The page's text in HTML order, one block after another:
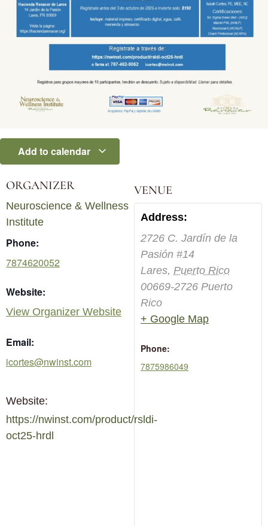
Add to calendar
ORGANIZER
Neuroscience & Wellness
Institute
Phone:
7874620052
Website:
View Organizer Website
Email:
icortes@nwinst.com
Website:
https://nwinst.com/product/rsldi-
oct25-hrdl
VENUE
Address:
2726 C. Jardín de la
Pasión #14
Lares, Puerto Rico
00669-2726 Puerto
Rico
+ Google Map
Phone:
7875986049